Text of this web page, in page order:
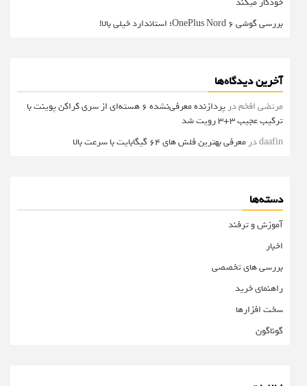
بررسی گوشی OnePlus Nord 6؛ استاندارد خیلی بالا!
آخرین دیدگاه‌ها
مرتضی افخمدر
پردازنده معرفی‌نشده 6 هسته‌ای از سری کراکن پوینت با
ترکیب عجیب 3+3 رویت شد
daafinدرمعرفی بهترین فلش های 64 گیگابایت با سرعت بالا
دسته‌ها
آموزش و ترفند
اخبار
بررسی های تخصصی
راهنمای خرید
سخت افزارها
گوناگون